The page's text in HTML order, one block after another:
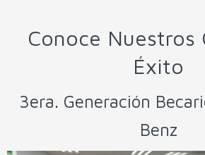
Conoce Nuestros
Éxito
3era. Generación
Benz